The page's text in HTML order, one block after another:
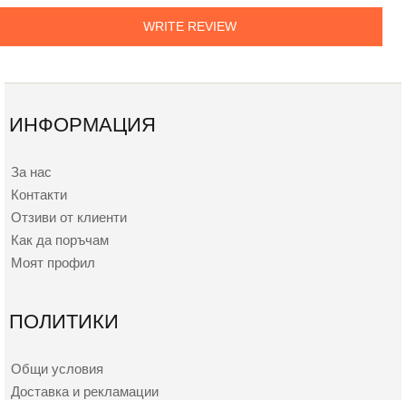
WRITE REVIEW
ИНФОРМАЦИЯ
За нас
Контакти
Отзиви от клиенти
Как да поръчам
Моят профил
ПОЛИТИКИ
Общи условия
Доставка и рекламации